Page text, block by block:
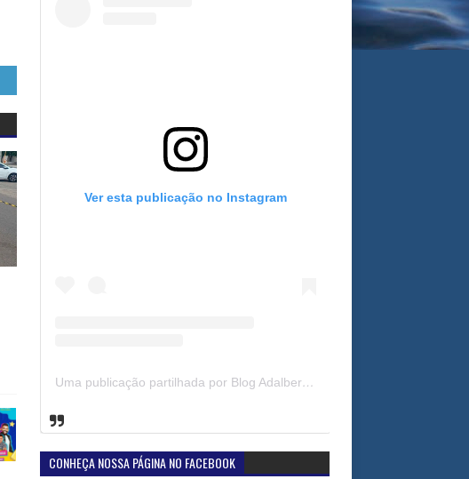
Ver esta publicação no Instagram
Uma publicação partilhada por Blog Adalberto Gomes Noticias (@blogadalbertogomesnoticiass)
CONHEÇA NOSSA PÁGINA NO FACEBOOK